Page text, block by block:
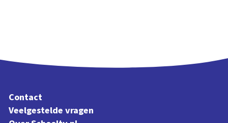
Contact
Veelgestelde vragen